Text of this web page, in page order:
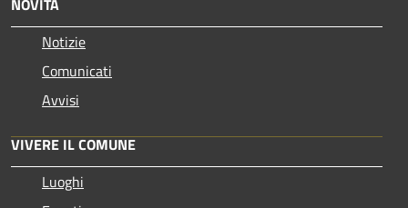
Notizie
Comunicati
Avvisi
VIVERE IL COMUNE
Luoghi